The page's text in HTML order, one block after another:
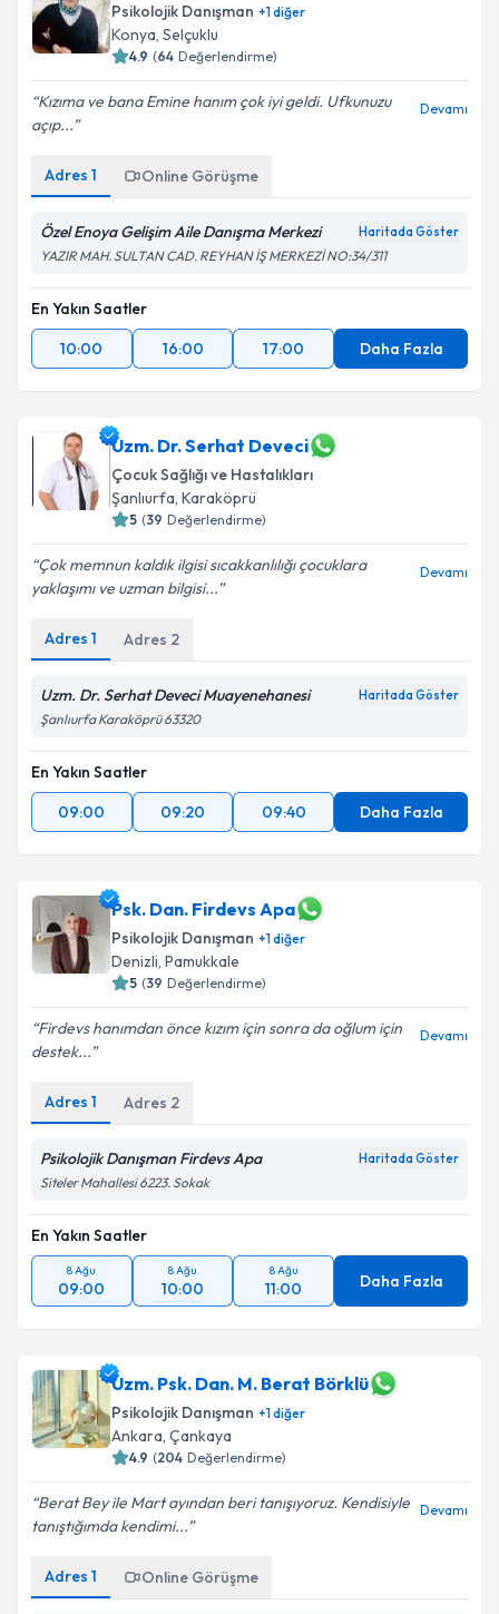
Psikolojik Danışman +1diğer
Konya, Selçuklu
4.9 (64 Değerlendirme)
Kızıma ve bana Emine hanım çok iyi geldi. Ufkunuzu
açıp...
Devamı
Adres 1 Online Görüşme
Özel Enoya Gelişim Aile Danışma Merkezi Haritada Göster
YAZIR MAH. SULTAN CAD. REYHAN İŞ MERKEZİ NO:34/311
En Yakın Saatler
10:00
16:00 17:00 Daha Fazla
Uzm. Dr. Serhat Deveci
Çocuk Sağlığı ve Hastalıkları
Şanlıurfa, Karaköprü
5 (39 Değerlendirme)
Çok memnun kaldık ilgisi sıcakkanlılığı çocuklara
yaklaşımı ve uzman bilgisi...
Devamı
Adres 1 Adres 2
Uzm. Dr. Serhat Deveci Muayenehanesi Haritada Göster
Şanlıurfa Karaköprü 63320
En Yakın Saatler
09:00
09:20 09:40 Daha Fazla
Psk. Dan. Firdevs Apa
Psikolojik Danışman +1diğer
Denizli, Pamukkale
5 (39 Değerlendirme)
Firdevs hanımdan önce kızım için sonra da oğlum için
destek...
Devamı
Adres 1 Adres 2
Psikolojik Danışman Firdevs Apa Haritada Göster
Siteler Mahallesi 6223. Sokak
En Yakın Saatler
8 Ağu
09:00
8 Ağu
10:00
8 Ağu
11:00 Daha Fazla
Uzm. Psk. Dan. M. Berat Börklü
Psikolojik Danışman +1diğer
Ankara, Çankaya
4.9 (204 Değerlendirme)
Berat Bey ile Mart ayından beri tanışıyoruz. Kendisiyle
tanıştığımda kendimi...
Devamı
Adres 1 Online Görüşme